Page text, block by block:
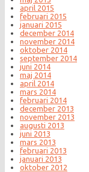
april 2015
februari 2015
januari 2015
december 2014
november 2014
oktober 2014
september 2014
juni 2014
maj 2014
april 2014
mars 2014
februari 2014
december 2013
november 2013
augusti 2013
juni 2013
mars 2013
februari 2013
januari 2013
oktober 2012